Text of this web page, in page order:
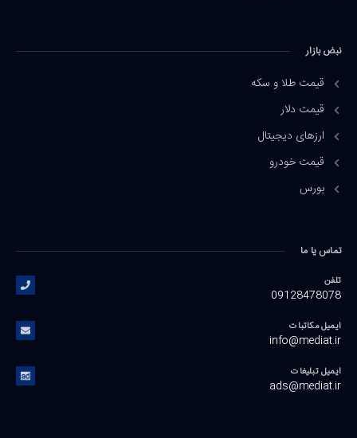
نبض بازار
قیمت طلا و سکه
قیمت دلار
ارزهای دیجیتال
قیمت خودرو
بورس
تماس یا ما
تلفن
09128478078
ایمیل مکاتبات
info@mediat.ir
ایمیل تبلیغات
ads@mediat.ir